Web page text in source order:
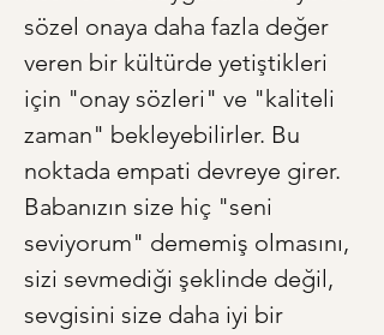
sözel onaya daha fazla değer
veren bir kültürde yetiştikleri
için "onay sözleri" ve "kaliteli
zaman" bekleyebilirler. Bu
noktada empati devreye girer.
Babanızın size hiç "seni
seviyorum" dememiş olmasını,
sizi sevmediği şeklinde değil,
sevgisini size daha iyi bir